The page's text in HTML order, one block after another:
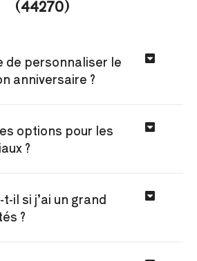
(44270)
de personnaliser le
anniversaire ?
options pour les
?
il si j’ai un grand
?